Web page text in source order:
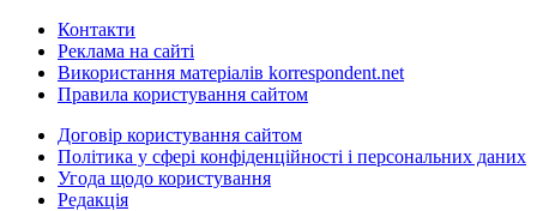
Контакти
Реклама на сайті
Використання матеріалів korrespondent.net
Правила користування сайтом
Договір користування сайтом
Політика у сфері конфіденційності і персональних даних
Угода щодо користування
Редакція